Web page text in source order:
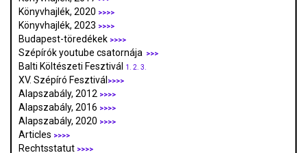
Könyvhajlék, 2020 >>>>
Könyvhajlék, 2023 >>>>
Budapest-töredékek >>>>
Szépírók youtube csatornája >>>
Balti Költészeti Fesztivál 1. 2. 3.
XV. Szépíró Fesztivál >>>>
Alapszabály, 2012 >>>>
Alapszabály, 2016 >>>>
Alapszabály, 2020 >>>>
Articles >>>>
Rechtsstatut >>>>